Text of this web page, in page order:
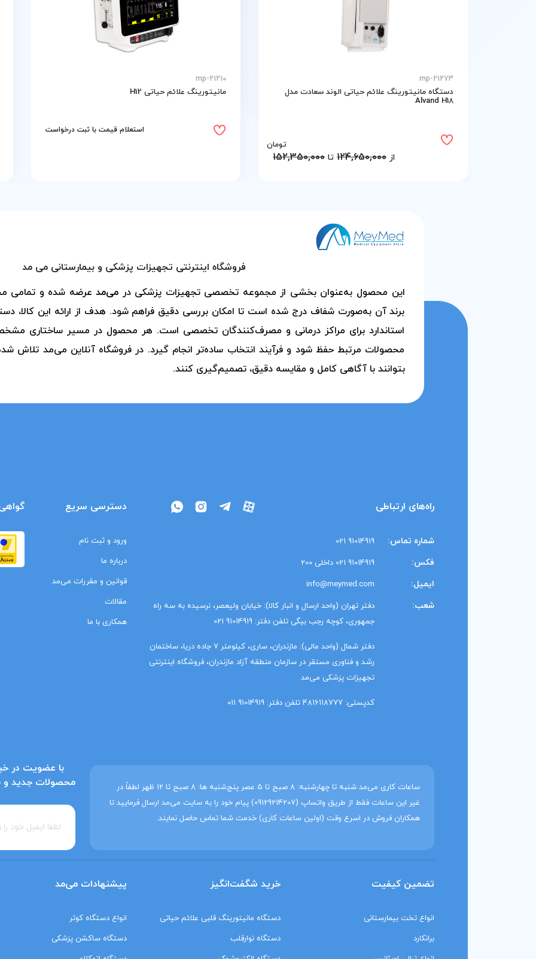
mp-21273
دستگاه مانیتورینگ علائم حیاتی الوند سعادت مدل
Alvand H18
از 124,650,000 تا 152,350,000
تومان
mp-21210
مانیتورینگ علائم حیاتی H12
استعلام قیمت با ثبت درخواست
فروشگاه اینترنتی تجهیزات پزشکی و بیمارستانی می مد
این محصول به‌عنوان بخشی از مجموعه تخصصی تجهیزات پزشکی در می‌مد عرضه شده و تمامی
برند آن به‌صورت شفاف درج شده است تا امکان بررسی دقیق فراهم شود. هدف از ارائه این کالا،
استاندارد برای مراکز درمانی و مصرف‌کنندگان تخصصی است. هر محصول در مسیر ساختاری مشخص
محصولات مرتبط حفظ شود و فرآیند انتخاب ساده‌تر انجام گیرد. در فروشگاه آنلاین می‌مد تلاش
بتوانند با آگاهی کامل و مقایسه دقیق، تصمیم‌گیری کنند.
راه‌های ارتباطی
شماره تماس: 91014919 021
فکس: 91014919 021 داخلی 200
ایمیل: info@meymed.com
شعب:
دفتر تهران (واحد ارسال و انبار کالا): خیابان ولیعصر، نرسیده به سه راه
جمهوری، کوچه رجب بیگی تلفن دفتر: 91014919 021
دفتر شمال (واحد مالی): مازندران، ساری، کیلومتر 7 جاده دریا، ساختمان
رشد و فناوری مستقر در سازمان منطقه آزاد مازندران، فروشگاه اینترنتی
تجهیزات پزشکی می‌مد
کدپستی: 4816118777 تلفن دفتر: 91014919 011
دسترسی سریع
ورود و ثبت نام
درباره ما
قوانین و مقررات می‌مد
مقالات
همکاری با ما
ساعات کاری می‌مد شنبه تا چهارشنبه: 8 صبح تا 5 عصر پنج‌شنبه ها: 8 صبح تا 12 ظهر لطفاً در
غیر این ساعات فقط از طریق واتساپ (09129214207) پیام خود را به سایت می‌مد ارسال فرمایید تا
همکاران فروش در اسرع وقت (اولین ساعات کاری) خدمت شما تماس حاصل نمایند.
با عضویت در
محصولات جدید و
تضمین کیفیت
انواع تخت بیمارستانی
برانکارد
خرید شگفت‌انگیز
دستگاه مانیتورینگ‌ قلبی علائم حیاتی
دستگاه نوارقلب
پیشنهادات می‌مد
انواع دستگاه کوتر
دستگاه ساکشن پزشکی